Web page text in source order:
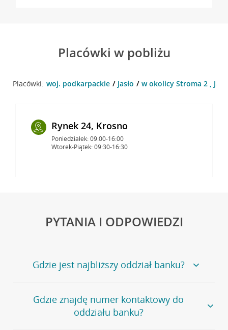
Placówki w pobliżu
Placówki: woj. podkarpackie Jasło w okolicy Stroma 2 ,
Rynek 24, Krosno
Poniedziałek: 09:00-16:00
Wtorek-Piątek: 09:30-16:30
PYTANIA I ODPOWIEDZI
Gdzie jest najbliższy oddział banku?
Jeśli szukasz oddziału naszego banku, zapraszamy na
stronęPlacówki i bankomaty, na której znajduje się
wygodna wyszukiwarka.
Gdzie znajdę numer kontaktowy do
oddziału banku?